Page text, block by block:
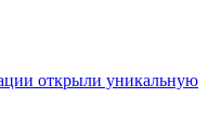
открыли уникальную